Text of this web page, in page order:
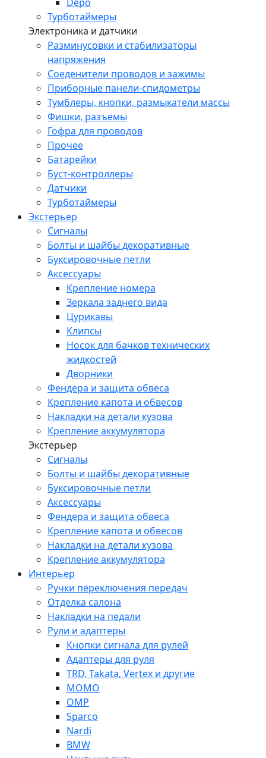
Турботаймеры
Электроника и датчики
Разминусовки и стабилизаторы
напряжения
Соеденители проводов и зажимы
Приборные панели-спидометры
Тумблеры, кнопки, размыкатели массы
Фишки, разъемы
Гофра для проводов
Прочее
Батарейки
Буст-контроллеры
Датчики
Турботаймеры
Экстерьер
Сигналы
Болты и шайбы декоративные
Буксировочные петли
Аксессуары
Крепление номера
Зеркала заднего вида
Цурикавы
Клипсы
Носок для бачков технических
жидкостей
Дворники
Фендера и защита обвеса
Крепление капота и обвесов
Накладки на детали кузова
Крепление аккумулятора
Экстерьер
Сигналы
Болты и шайбы декоративные
Буксировочные петли
Аксессуары
Фендера и защита обвеса
Крепление капота и обвесов
Накладки на детали кузова
Крепление аккумулятора
Интерьер
Ручки переключения передач
Отделка салона
Накладки на педали
Рули и адаптеры
Кнопки сигнала для рулей
Адаптеры для руля
TRD, Takata, Vertex и другие
MOMO
OMP
Sparco
Nardi
BMW